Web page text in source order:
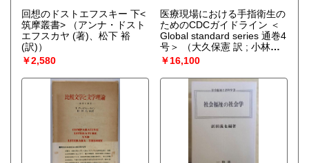
回想のドストエフスキー 下<
筑摩叢書>
（アンナ・ドスト
エフスカヤ (著)、松下 裕
(訳)）
￥2,580
医療現場における手指衛生の
ためのCDCガイドライン ＜
Global standard series 通巻4
号＞
（大久保憲 訳 ; 小林寛
伊 監訳）
￥16,100